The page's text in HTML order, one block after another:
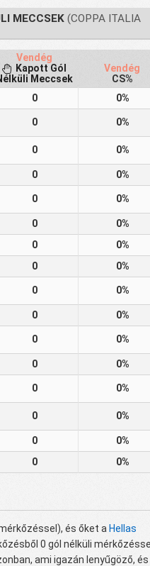
MECCSEK(COPPA ITALIA
Vendég
Kapott Gól
Meccsek
Vendég
CS%
0 0%
0 0%
0 0%
0 0%
0 0%
0
0%
0
0%
0 0%
0 0%
0 0%
0 0%
0 0%
0 0%
0 0%
0
0%
0 0%
és őket a Hellas
0 gól nélküli
ami igazán lenyűgöző, és